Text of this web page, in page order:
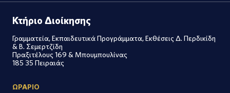
Κτήριο Διοίκησης
Γραμματεία, Εκπαιδευτικά Προγράμματα, Εκθέσεις Δ. Περδικίδη
& Β. Σεμερτζίδη
Πραξιτέλους 169 & Μπουμπουλίνας
185 35 Πειραιάς
ΩΡΑΡΙΟ